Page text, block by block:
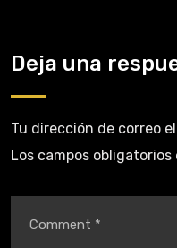
Deja una
Tu dirección de correo
Los campos